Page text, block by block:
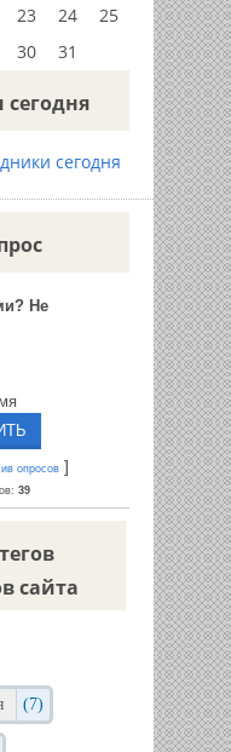
23 24
25
30 31
Не
опросов ]
39
сайта
(7)